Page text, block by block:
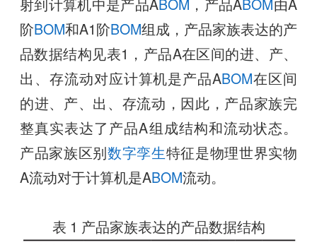
阶BOM和A1阶BOM组成，产品家族表达的产
品数据结构见表1，产品A在区间的进、产、
出、存流动对应计算机是产品ABOM在区间
的进、产、出、存流动，因此，产品家族完
整真实表达了产品A组成结构和流动状态。
产品家族区别数字孪生特征是物理世界实物
A流动对于计算机是ABOM流动。
表 1 产品家族表达的产品数据结构